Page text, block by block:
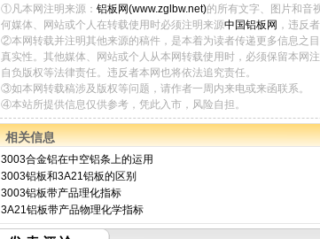
①凡本网注明来源： 铝板网(www.zglbw.net)的所有文字、图片和音
何媒体、网站或个人在转载使用时必须注明来源中国铝板网 ，违反
②本网转载并注明其他来源的稿件，是本着为读者传递更多信息之
真实性。其他媒体、网站或个人从本网转载使用时，必须保留本网
自负版权等法律责任。违反者本网也将依法追究责任。
③如本网转载稿涉及版权等问题，请作者一周内来电或来函联系。
④本站所提供信息仅供参考，凭此入市，风险自担。
相关信息
3003合金铝在中空铝条上的运用
3003铝板和3A21铝板的区别
3003铝板带产品理化指标
3A21铝板带产品物理化学指标